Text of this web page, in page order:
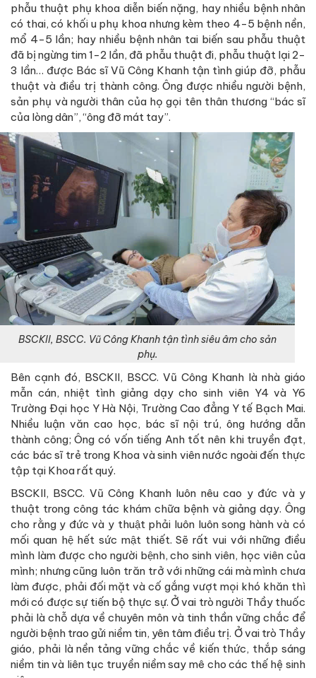
phẫu thuật phụ khoa diễn biến nặng, hay nhiều bệnh nhân
có thai, có khối u phụ khoa nhưng kèm theo 4-5 bệnh nền,
mổ 4-5 lần; hay nhiều bệnh nhân tai biến sau phẫu thuật
đã bị ngừng tim 1-2 lần, đã phẫu thuật đi, phẫu thuật lại 2-
3 lần… được Bác sĩ Vũ Công Khanh tận tình giúp đỡ, phẫu
thuật và điều trị thành công. Ông được nhiều người bệnh,
sản phụ và người thân của họ gọi tên thân thương “bác sĩ
của lòng dân”, “ông đỡ mát tay”.
BSCKII, BSCC. Vũ Công Khanh tận tình siêu âm cho sản
phụ.
Bên cạnh đó, BSCKII, BSCC. Vũ Công Khanh là nhà giáo
mẫn cán, nhiệt tình giảng dạy cho sinh viên Y4 và Y6
Trường Đại học Y Hà Nội, Trường Cao đẳng Y tế Bạch Mai.
Nhiều luận văn cao học, bác sĩ nội trú, ông hướng dẫn
thành công; Ông có vốn tiếng Anh tốt nên khi truyền đạt,
các bác sĩ trẻ trong Khoa và sinh viên nước ngoài đến thực
tập tại Khoa rất quý.
BSCKII, BSCC. Vũ Công Khanh luôn nêu cao y đức và y
thuật trong công tác khám chữa bệnh và giảng dạy. Ông
cho rằng y đức và y thuật phải luôn luôn song hành và có
mối quan hệ hết sức mật thiết. Sẽ rất vui với những điều
mình làm được cho người bệnh, cho sinh viên, học viên của
mình; nhưng cũng luôn trăn trở với những cái mà mình chưa
làm được, phải đối mặt và cố gắng vượt mọi khó khăn thì
mới có được sự tiến bộ thực sự. Ở vai trò người Thầy thuốc
phải là chỗ dựa về chuyên môn và tinh thần vững chắc để
người bệnh trao gửi niềm tin, yên tâm điều trị. Ở vai trò Thầy
giáo, phải là nền tảng vững chắc về kiến thức, thắp sáng
niềm tin và liên tục truyền niềm say mê cho các thế hệ sinh